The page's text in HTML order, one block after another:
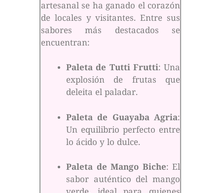
artesanal se ha ganado el corazón
de locales y visitantes. Entre sus
sabores más destacados se
encuentran:
Paleta de Tutti Frutti: Una
explosión de frutas que
deleita el paladar.
Paleta de Guayaba Agria:
Un equilibrio perfecto entre
lo ácido y lo dulce.
Paleta de Mango Biche: El
sabor auténtico del mango